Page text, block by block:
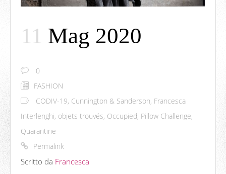
11 Mag 2020
0
FASHION
CODIV-19, Cunnington & Sanderson, Francesca
Interlenghi, objets trouvés, Occupied, Pillow Challenge,
Quarantine
Permalink
Scritto da Francesca